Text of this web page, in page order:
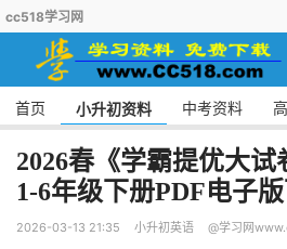
cc518学习网
首页 小升初资料 中考资料
2026春《学霸提优大
1-6年级下册PDF电子
2026-03-13 21:35 小升初英语 @学习网